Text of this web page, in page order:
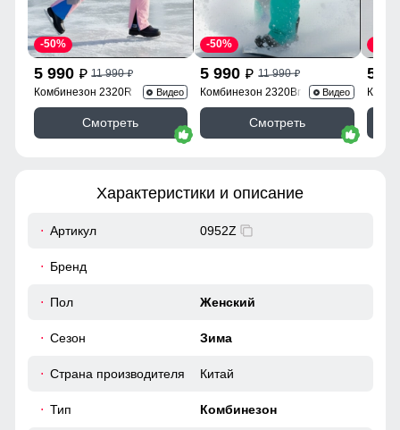
5 990 p 11 990p
-50%
Комбинезон 2320R Видео
Смотреть
5 990 p 11 990p
-50%
Комбинезон 2320Br Видео
Смотреть
5
Характеристики и описание
Артикул 0952Z
Бренд
Пол Женский
Сезон Зима
Страна производителя Китай
Тип Комбинезон